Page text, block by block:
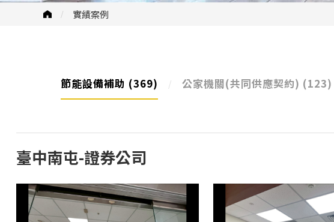
實績案例
節能設備補助 (369) 公家機關(共同供應契約) (123)
臺中南屯-證券公司